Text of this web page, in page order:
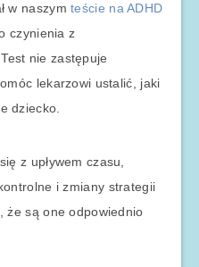
w naszymteście na ADHD
czynienia z
nie zastępuje
lekarzowi ustalić, jaki
dziecko.
z upływem czasu,
i zmiany strategii
że są one odpowiednio